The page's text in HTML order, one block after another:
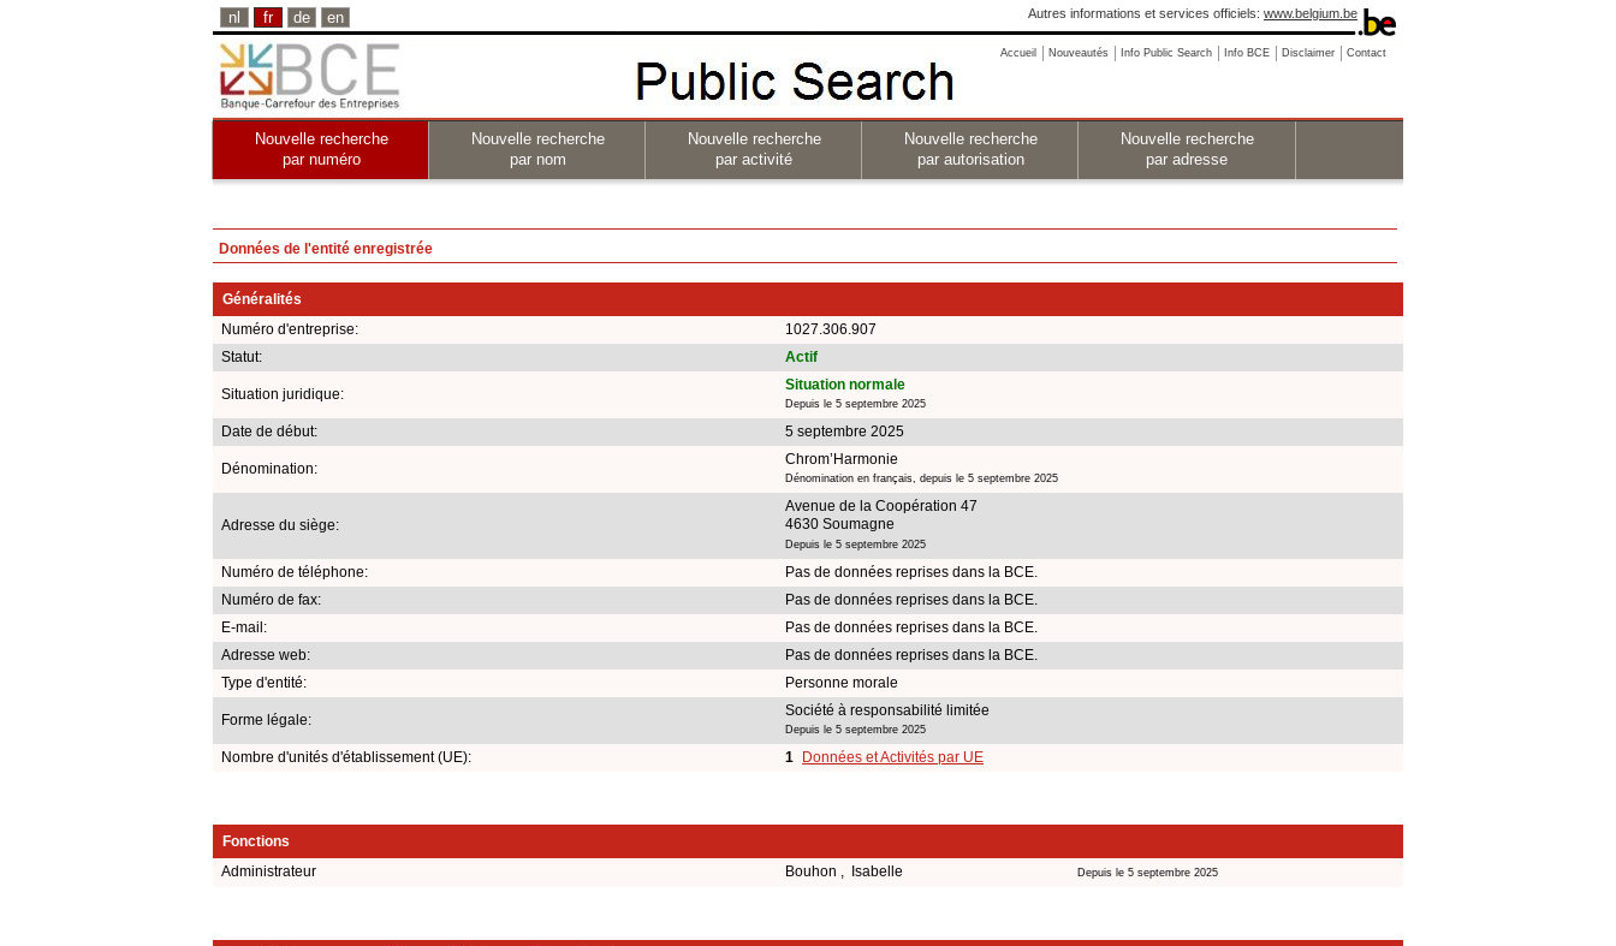
nl fr de en Autres informations et services officiels: www.belgium.be
Accueil Nouveautés Info Public Search Info BCE Disclaimer Contact
Nouvelle recherche
par numéro
Nouvelle recherche
par nom
Nouvelle recherche
par activité
Nouvelle recherche
par autorisation
Nouvelle recherche
par adresse
Données de l'entité enregistrée
Généralités
Numéro d'entreprise:
1027.306.907
Statut:
Actif
Situation juridique:
Situation normale
Depuis le 5 septembre 2025
Date de début: 5 septembre 2025
Dénomination:
Chrom’Harmonie
Dénomination en français, depuis le 5 septembre 2025
Adresse du siège:
Avenue de la Coopération 47
4630 Soumagne
Depuis le 5 septembre 2025
Numéro de téléphone:
Pas de données reprises dans la BCE.
Numéro de fax:
Pas de données reprises dans la BCE.
E-mail:
Pas de données reprises dans la BCE.
Adresse web:
Pas de données reprises dans la BCE.
Type d'entité:
Personne morale
Forme légale:
Société à responsabilité limitée
Depuis le 5 septembre 2025
Nombre d'unités d'établissement (UE): 1 Données et Activités par UE
Fonctions
Administrateur
Bouhon , Isabelle Depuis le 5 septembre 2025